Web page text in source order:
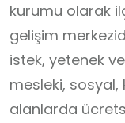
kurumu olarak
gelişim
istek, yetenek
mesleki,
alanlarda